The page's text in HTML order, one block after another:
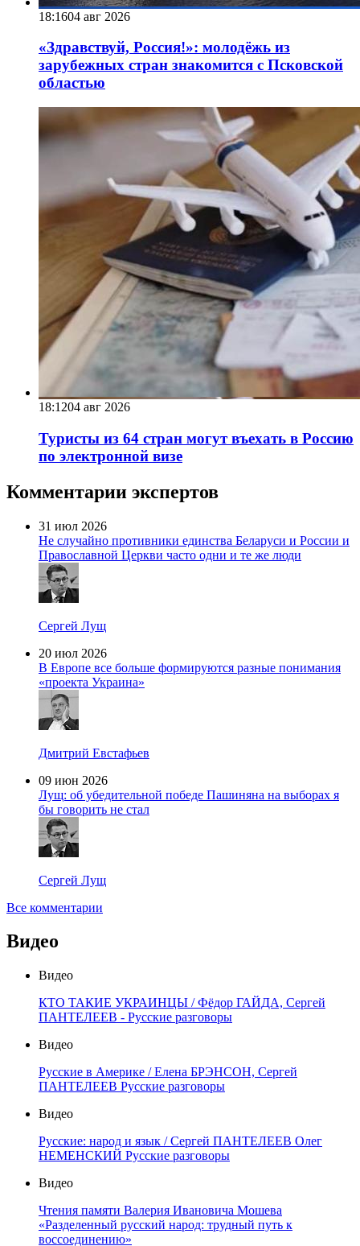
18:1604 авг 2026
«Здравствуй, Россия!»: молодёжь из
зарубежных стран знакомится с Псковской
областью
18:1204 авг 2026
Туристы из 64 стран могут въехать в Россию
по электронной визе
Комментарии экспертов
31 июл 2026
Не случайно противники единства Беларуси и России и
Православной Церкви часто одни и те же люди
Сергей Лущ
20 июл 2026
В Европе все больше формируются разные понимания
«проекта Украина»
Дмитрий Евстафьев
09 июн 2026
Лущ: об убедительной победе Пашиняна на выборах я
бы говорить не стал
Сергей Лущ
Все комментарии
Видео
Видео
КТО ТАКИЕ УКРАИНЦЫ / Фёдор ГАЙДА, Сергей
ПАНТЕЛЕЕВ - Русские разговоры
Видео
Русские в Америке / Елена БРЭНСОН, Сергей
ПАНТЕЛЕЕВ Русские разговоры
Видео
Русские: народ и язык / Сергей ПАНТЕЛЕЕВ Олег
НЕМЕНСКИЙ Русские разговоры
Видео
Чтения памяти Валерия Ивановича Мошева
«Разделенный русский народ: трудный путь к
воссоединению»